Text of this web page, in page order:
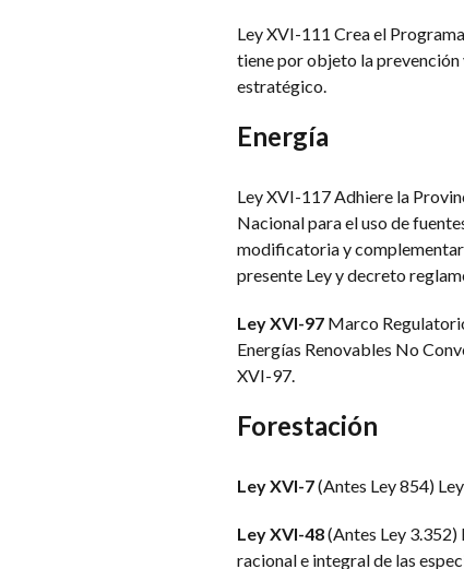
Ley XVI-111 Crea el
tiene por objeto la prevención
estratégico.
Energía
Ley XVI-117 Adhiere la
Nacional para el uso de
modificatoria y
presente Ley y decreto
Ley XVI-97Marco
Energías Renovables No
XVI-97.
Forestación
Ley XVI-7(Antes Ley 854)
Ley XVI-48(Antes Ley 3.352)
racional e integral de las